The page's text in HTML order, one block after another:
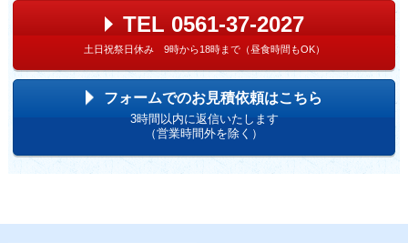
TEL 0561-37-2027
土日祝祭日休み 9時から18時まで（昼食時間もOK）
フォームでのお見積依頼はこちら
3時間以内に返信いたします
（営業時間外を除く）